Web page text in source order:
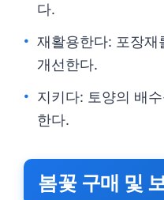
다.
재활용한다: 포장재
개선한다.
지키다: 토양의 배
한다.
봄꽃 구매 및